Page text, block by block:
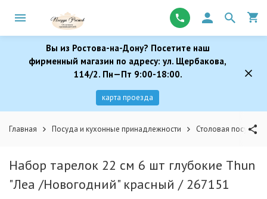
Вы из Ростова-на-Дону? Посетите наш
фирменный магазин по адресу: ул. Щербакова,
114/2. Пн—Пт 9:00-18:00.
карта проезда
Главная Посуда и кухонные принадлежности Столовая посуда
Набор тарелок 22 см 6 шт глубокие Thun
"Леа /Новогодний" красный / 267151